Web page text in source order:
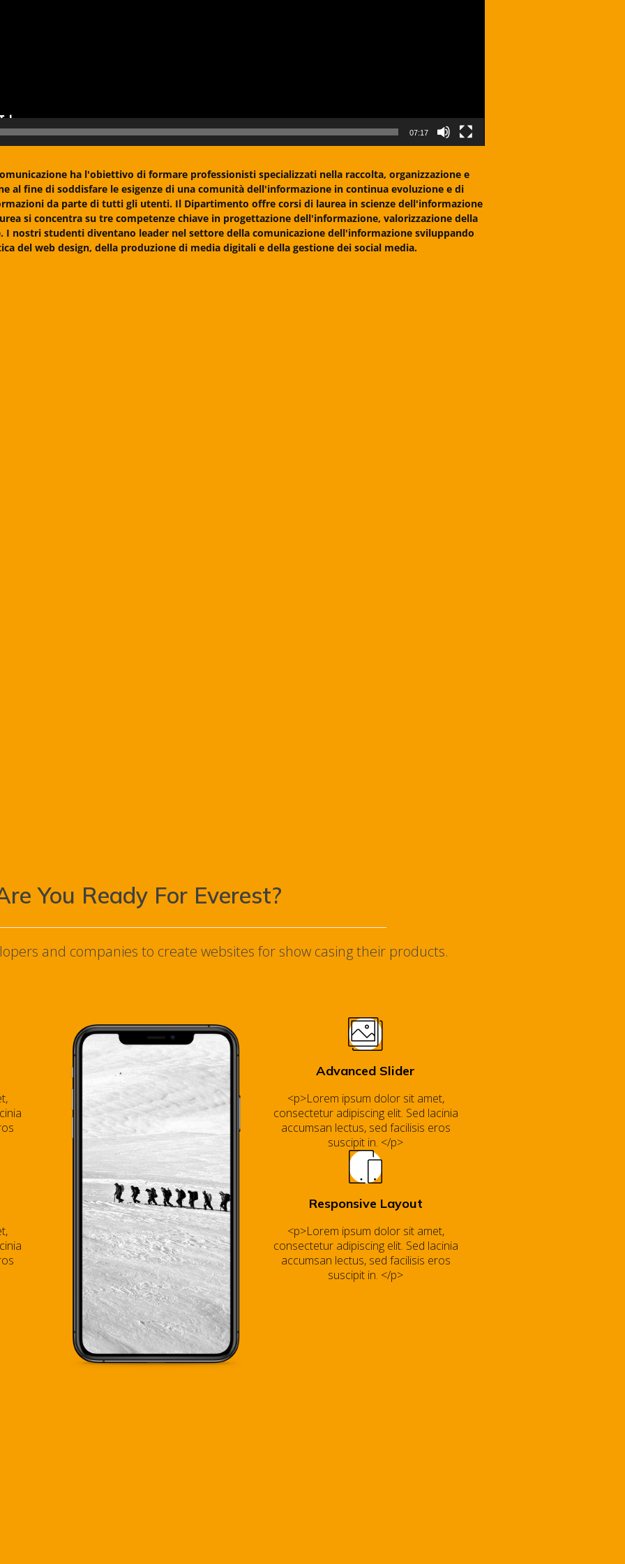
07:17
ha l'obiettivo di formare professionisti specializzati nella raccolta, organizzazione e
al fine di soddisfare le esigenze di una comunità dell'informazione in continua evoluzione e di
da parte di tutti gli utenti. Il Dipartimento offre corsi di laurea in scienze dell'informazione
si concentra su tre competenze chiave in progettazione dell'informazione, valorizzazione della
I nostri studenti diventano leader nel settore della comunicazione dell'informazione sviluppando
del web design, della produzione di media digitali e della gestione dei social media.
You Ready For Everest?
and companies to create websites for show casing their products.
Advanced Slider
<p>Lorem ipsum dolor sit amet,
consectetur adipiscing elit. Sed lacinia
accumsan lectus, sed facilisis eros
suscipit in. </p>
Responsive Layout
<p>Lorem ipsum dolor sit amet,
consectetur adipiscing elit. Sed lacinia
accumsan lectus, sed facilisis eros
suscipit in. </p>